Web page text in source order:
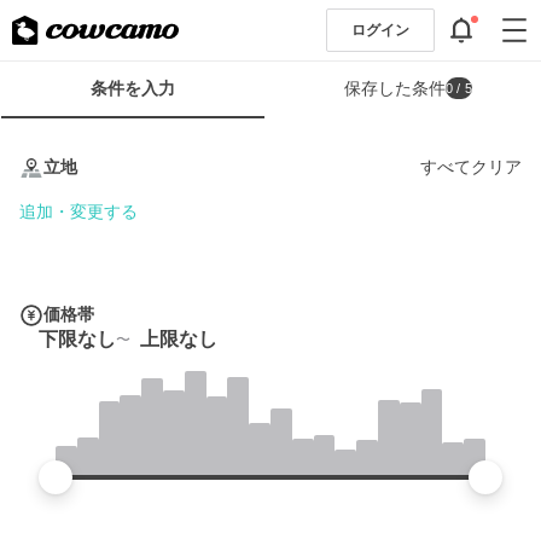
ログイン
条
条件を入力 保存した条件0 / 5
立地 すべてクリア
追加・変更する
価格帯
下限なし 上限なし